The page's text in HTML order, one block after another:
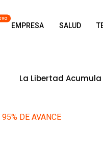
EMPRESA SALUD
Acumula Más De S/
DE AVANCE